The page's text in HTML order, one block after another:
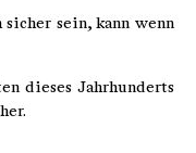
sein, kann wenn
dieses Jahrhunderts